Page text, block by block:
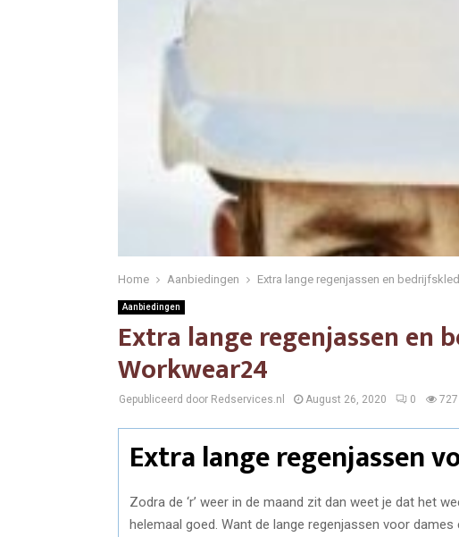
Home Aanbiedingen Extra lange regenjassen en
Aanbiedingen
Extra lange regenjassen en
Workwear24
Gepubliceerd door Redservices.nl August 26, 2020 0 727
Extra lange regenjassen
Zodra de ‘r’ weer in de maand zit dan weet je dat het
helemaal goed. Want de lange regenjassen voor